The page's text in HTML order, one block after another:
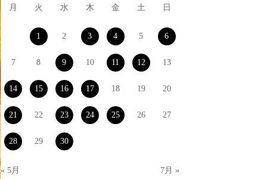
月 火 水 木 金 土 日
1 2 3 4 5 6
7 8 9 10 11 12 13
14 15 16 17 18 19 20
21 22 23 24 25 26 27
28 29 30
« 5月 7月 »